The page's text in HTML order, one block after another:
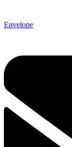
Envelope